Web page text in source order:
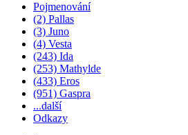
Pojmenování
(2) Pallas
(3) Juno
(4) Vesta
(243) Ida
(253) Mathylde
(433) Eros
(951) Gaspra
...další
Odkazy